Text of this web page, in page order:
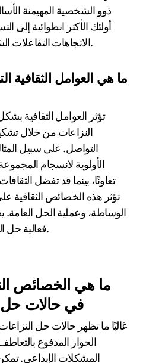
كيف تؤثر سمات
النزاعات. تؤدي سمات مثل
بينما قد تؤدي مستويات عالية
التجنب. يساعد فهم هذه
النزاعات بشكل فعال. على
ذوو الشخصية المهيمنة
أولئك الأكثر انطوائية
الاتجاهات التفاعلات الشخصية ويعزز الحلول البناءة.
ما هي العوامل الثقافية
الأولوية لانسجام
تعاونًا، بينما قد تفضل
تؤثر هذه الخصائص الثقافية
الوساطة، وعملية الحل
فعالية حل النزاعات في البيئات المتنوعة.